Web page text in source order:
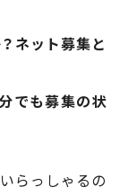
ネット募集と
でも募集の状
らっしゃるの